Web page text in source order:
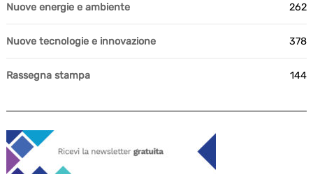
Nuove energie e ambiente 262
Nuove tecnologie e innovazione 378
Rassegna stampa 144